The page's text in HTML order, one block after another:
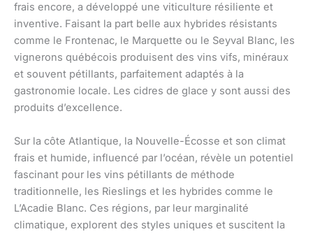
frais encore, a développé une viticulture résiliente et
inventive. Faisant la part belle aux hybrides résistants
comme le Frontenac, le Marquette ou le Seyval Blanc, les
vignerons québécois produisent des vins vifs, minéraux
et souvent pétillants, parfaitement adaptés à la
gastronomie locale. Les cidres de glace y sont aussi des
produits d’excellence.
Sur la côte Atlantique, la Nouvelle-Écosse et son climat
frais et humide, influencé par l’océan, révèle un potentiel
fascinant pour les vins pétillants de méthode
traditionnelle, les Rieslings et les hybrides comme le
L’Acadie Blanc. Ces régions, par leur marginalité
climatique, explorent des styles uniques et suscitent la